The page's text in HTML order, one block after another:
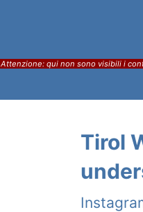
Attenzione: qui non sono visibili i
Tirol